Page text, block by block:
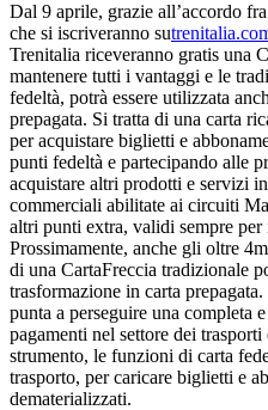
Dal 9 aprile, grazie all’accordo
che si iscriveranno su
Trenitalia riceveranno gratis una
mantenere tutti i vantaggi e le
fedeltà, potrà essere utilizzata
prepagata. Si tratta di una carta
per acquistare biglietti e
punti fedeltà e partecipando alle
acquistare altri prodotti e servizi
commerciali abilitate ai circuiti
altri punti extra, validi sempre
Prossimamente, anche gli oltre
di una CartaFreccia tradizionale
trasformazione in carta
punta a perseguire una completa
pagamenti nel settore dei
strumento, le funzioni di carta
trasporto, per caricare biglietti e
dematerializzati.